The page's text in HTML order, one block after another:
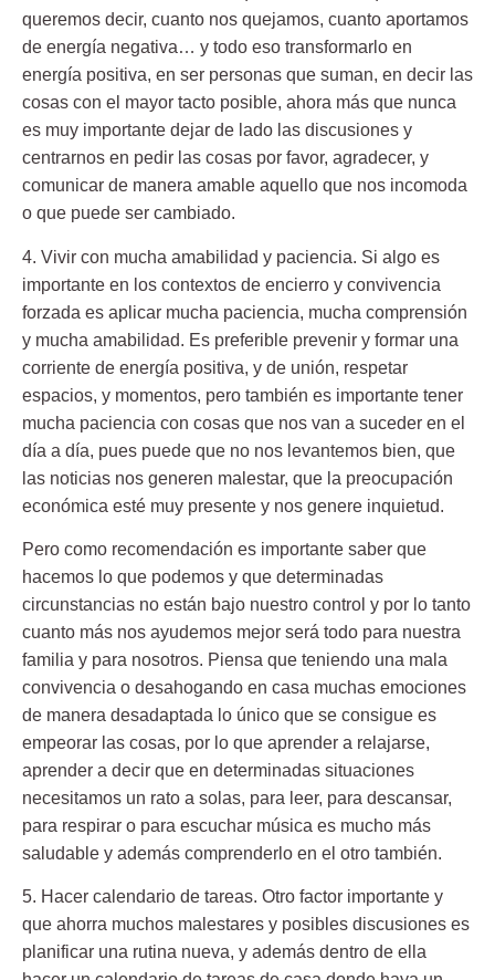
queremos decir, cuanto nos quejamos, cuanto aportamos
de energía negativa… y todo eso transformarlo en
energía positiva, en ser personas que suman, en decir las
cosas con el mayor tacto posible, ahora más que nunca
es muy importante dejar de lado las discusiones y
centrarnos en pedir las cosas por favor, agradecer, y
comunicar de manera amable aquello que nos incomoda
o que puede ser cambiado.
4. Vivir con mucha amabilidad y paciencia. Si algo es
importante en los contextos de encierro y convivencia
forzada es aplicar mucha paciencia, mucha comprensión
y mucha amabilidad. Es preferible prevenir y formar una
corriente de energía positiva, y de unión, respetar
espacios, y momentos, pero también es importante tener
mucha paciencia con cosas que nos van a suceder en el
día a día, pues puede que no nos levantemos bien, que
las noticias nos generen malestar, que la preocupación
económica esté muy presente y nos genere inquietud.
Pero como recomendación es importante saber que
hacemos lo que podemos y que determinadas
circunstancias no están bajo nuestro control y por lo tanto
cuanto más nos ayudemos mejor será todo para nuestra
familia y para nosotros. Piensa que teniendo una mala
convivencia o desahogando en casa muchas emociones
de manera desadaptada lo único que se consigue es
empeorar las cosas, por lo que aprender a relajarse,
aprender a decir que en determinadas situaciones
necesitamos un rato a solas, para leer, para descansar,
para respirar o para escuchar música es mucho más
saludable y además comprenderlo en el otro también.
5. Hacer calendario de tareas. Otro factor importante y
que ahorra muchos malestares y posibles discusiones es
planificar una rutina nueva, y además dentro de ella